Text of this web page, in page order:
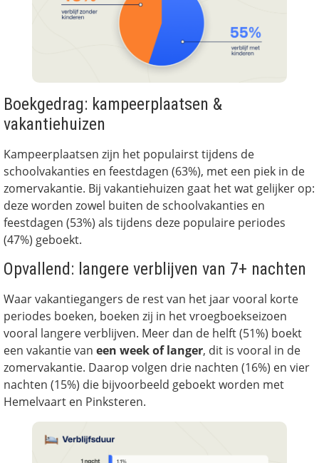
Boekgedrag: kampeerplaatsen &
vakantiehuizen
Kampeerplaatsen zijn het populairst tijdens de
schoolvakanties en feestdagen (63%), met een piek in de
zomervakantie. Bij vakantiehuizen gaat het wat gelijker op:
deze worden zowel buiten de schoolvakanties en
feestdagen (53%) als tijdens deze populaire periodes
(47%) geboekt.
Opvallend: langere verblijven van 7+ nachten
Waar vakantiegangers de rest van het jaar vooral korte
periodes boeken, boeken zij in het vroegboekseizoen
vooral langere verblijven. Meer dan de helft (51%) boekt
een vakantie van een week of langer, dit is vooral in de
zomervakantie. Daarop volgen drie nachten (16%) en vier
nachten (15%) die bijvoorbeeld geboekt worden met
Hemelvaart en Pinksteren.